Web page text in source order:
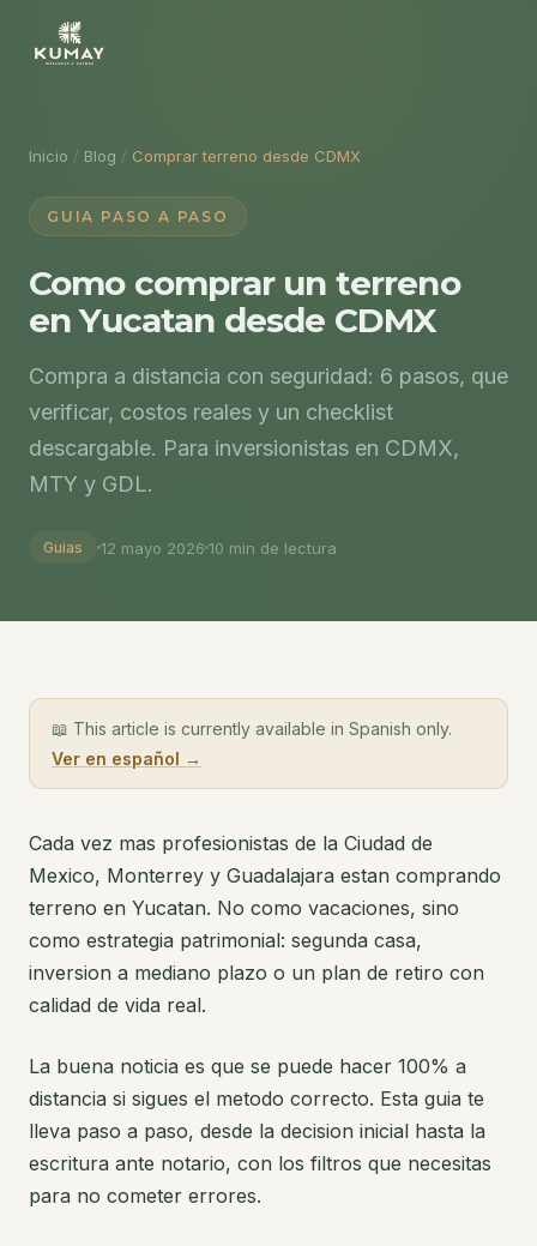
Inicio / Blog / Comprar terreno desde CDMX
GUIA PASO A PASO
Como comprar un terreno
en Yucatan desde CDMX
Compra a distancia con seguridad: 6 pasos, que
verificar, costos reales y un checklist
descargable. Para inversionistas en CDMX,
MTY y GDL.
Guias 12 mayo 2026 10 min de lectura
📖 This article is currently available in Spanish only.
Ver en español →
Cada vez mas profesionistas de la Ciudad de
Mexico, Monterrey y Guadalajara estan comprando
terreno en Yucatan. No como vacaciones, sino
como estrategia patrimonial: segunda casa,
inversion a mediano plazo o un plan de retiro con
calidad de vida real.
La buena noticia es que se puede hacer 100% a
distancia si sigues el metodo correcto. Esta guia te
lleva paso a paso, desde la decision inicial hasta la
escritura ante notario, con los filtros que necesitas
para no cometer errores.